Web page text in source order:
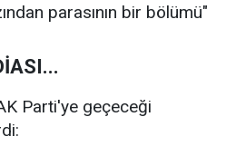
parasının bir bölümü"
Parti'ye geçeceği